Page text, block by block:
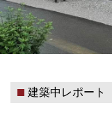
建築中レポート